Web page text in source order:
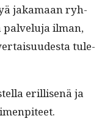
jaka­maan ryh­
ilman,
tule­
eril­lisenä ja